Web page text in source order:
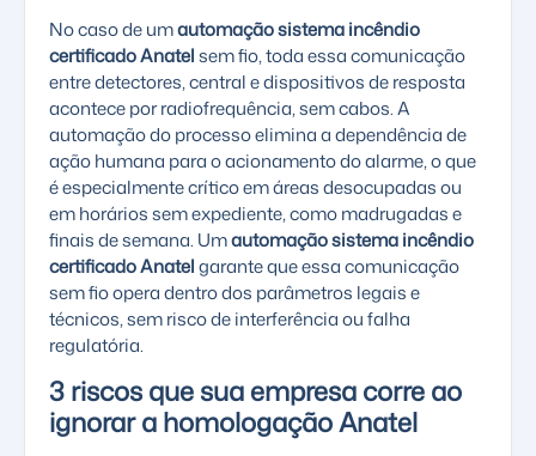
No caso de umautomação sistema incêndio
certificado Anatelsem fio, toda essa comunicação
entre detectores, central e dispositivos de resposta
acontece por radiofrequência, sem cabos. A
automação do processo elimina a dependência de
ação humana para o acionamento do alarme, o que
é especialmente crítico em áreas desocupadas ou
em horários sem expediente, como madrugadas e
finais de semana. Umautomação sistema incêndio
certificado Anatelgarante que essa comunicação
sem fio opera dentro dos parâmetros legais e
técnicos, sem risco de interferência ou falha
regulatória.
3 riscos que sua empresa corre ao
ignorar a homologação Anatel